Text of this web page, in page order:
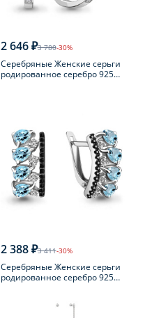
2 646 ₽3 780-30%
Серебряные Женские серьги
родированное серебро 925
2 388 ₽3 411-30%
Серебряные Женские серьги
родированное серебро 925